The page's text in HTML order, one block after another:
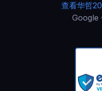
查看华哲
Google